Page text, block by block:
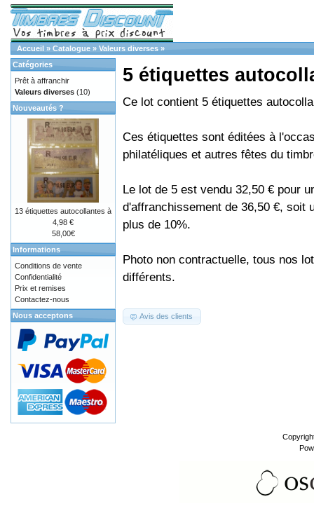
Accueil » Catalogue » Valeurs diverses »
5 étiquettes
Ce lot contient 5 étiquettes
Ces étiquettes sont éditées à
philatéliques et autres fêtes du
Le lot de 5 est vendu 32,50 € pour
d'affranchissement de 36,50 €, soit
plus de 10%.
Photo non contractuelle, tous nos
différents.
Avis des clients
Catégories
Prêt à affranchir
Valeurs diverses (10)
Nouveautés ?
13 étiquettes autocollantes à
4,98 €
58,00€
Informations
Conditions de vente
Confidentialité
Prix et remises
Contactez-nous
Nous acceptons